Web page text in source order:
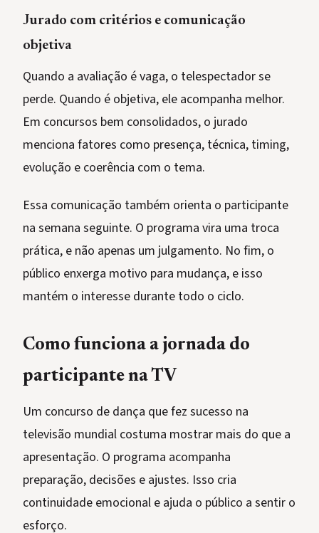
Jurado com critérios e comunicação
objetiva
Quando a avaliação é vaga, o telespectador se
perde. Quando é objetiva, ele acompanha melhor.
Em concursos bem consolidados, o jurado
menciona fatores como presença, técnica, timing,
evolução e coerência com o tema.
Essa comunicação também orienta o participante
na semana seguinte. O programa vira uma troca
prática, e não apenas um julgamento. No fim, o
público enxerga motivo para mudança, e isso
mantém o interesse durante todo o ciclo.
Como funciona a jornada do
participante na TV
Um concurso de dança que fez sucesso na
televisão mundial costuma mostrar mais do que a
apresentação. O programa acompanha
preparação, decisões e ajustes. Isso cria
continuidade emocional e ajuda o público a sentir o
esforço.